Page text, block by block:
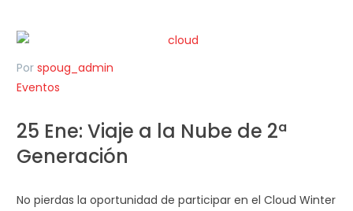
Por spoug_admin
Eventos
25 Ene: Viaje a la Nube de 2ª
Generación
No pierdas la oportunidad de participar en el Cloud Winter